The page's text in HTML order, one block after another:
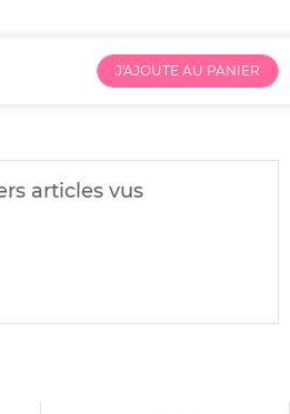
J'AJOUTE AU PANIER
articles vus